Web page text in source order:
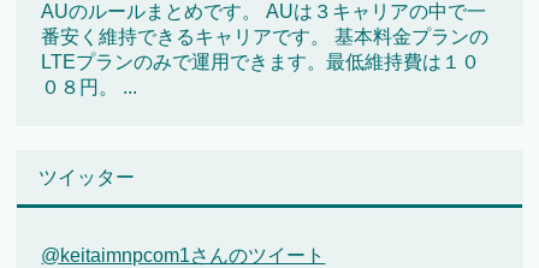
AUのルールまとめです。 AUは３キャリアの中で一
番安く維持できるキャリアです。 基本料金プランの
LTEプランのみで運用できます。最低維持費は１０
０８円。 ...
ツイッター
@keitaimnpcom1さんのツイート